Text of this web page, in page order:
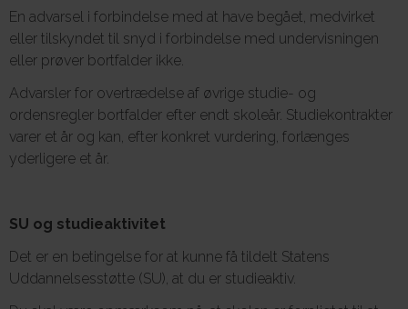
En advarsel i forbindelse med at have begået, medvirket
eller tilskyndet til snyd i forbindelse med undervisningen
eller prøver bortfalder ikke.
Advarsler for overtrædelse af øvrige studie- og
ordensregler bortfalder efter endt skoleår. Studiekontrakter
varer et år og kan, efter konkret vurdering, forlænges
yderligere et år.
SU og studieaktivitet
Det er en betingelse for at kunne få tildelt Statens
Uddannelsesstøtte (SU), at du er studieaktiv.